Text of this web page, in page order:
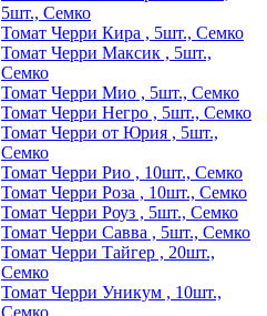
5шт., Семко
Томат Черри Кира , 5шт., Семко
Томат Черри Максик , 5шт.,
Семко
Томат Черри Мио , 5шт., Семко
Томат Черри Негро , 5шт., Семко
Томат Черри от Юрия , 5шт.,
Семко
Томат Черри Рио , 10шт., Семко
Томат Черри Роза , 10шт., Семко
Томат Черри Роуз , 5шт., Семко
Томат Черри Савва , 5шт., Семко
Томат Черри Тайгер , 20шт.,
Семко
Томат Черри Уникум , 10шт.,
Семко